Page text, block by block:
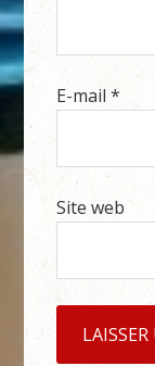
E-mail*
Site web